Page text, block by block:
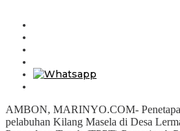
AMBON, MARINYO.COM-
pelabuhan Kilang Masela di Desa